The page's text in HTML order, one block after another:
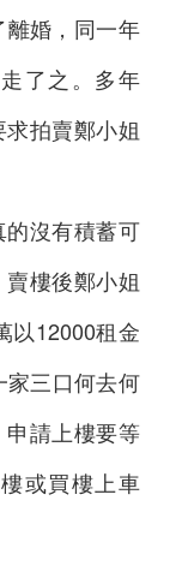
婚，同一年
了之。多年
拍賣鄭小姐
沒有積蓄可
樓後鄭小姐
以12000租金
三口何去何
請上樓要等
或買樓上車